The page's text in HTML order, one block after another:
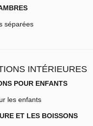
séparées
INTÉRIEURES
POUR ENFANTS
les enfants
ET LES BOISSONS